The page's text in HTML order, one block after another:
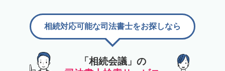
「相続会議」の
相続対応可能な司法書士をお探しなら